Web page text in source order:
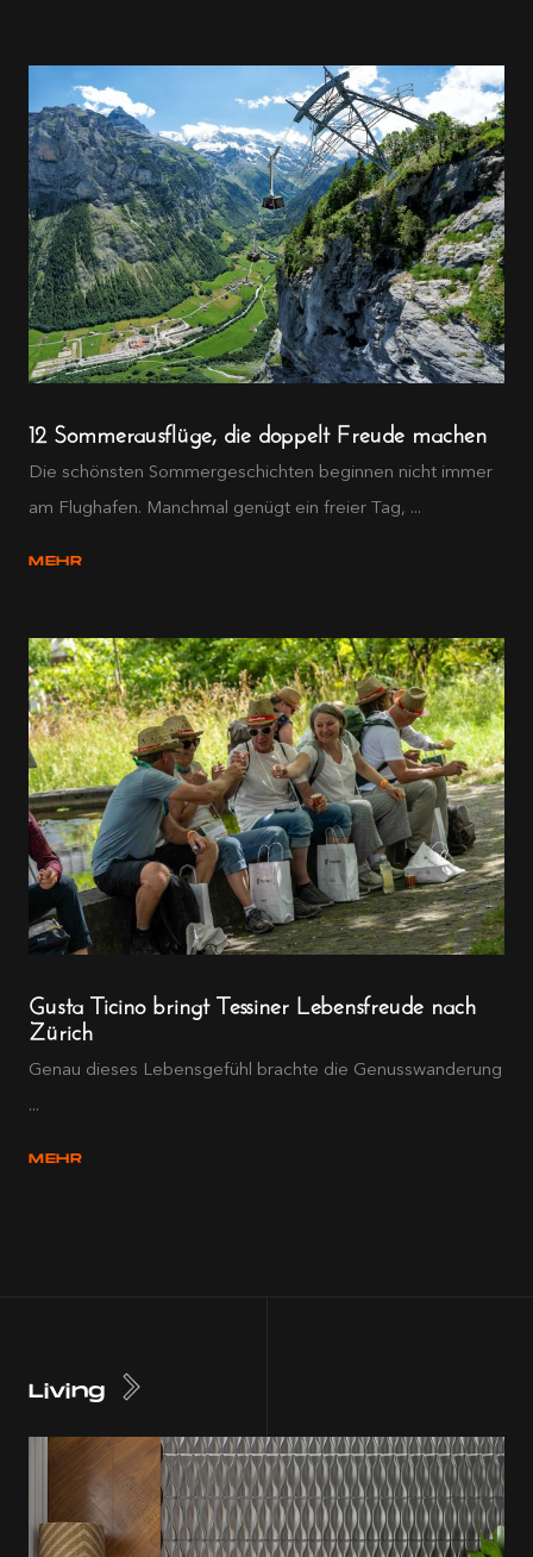
12 Sommerausflüge, die doppelt Freude machen
Die schönsten Sommergeschichten beginnen nicht immer
am Flughafen. Manchmal genügt ein freier Tag, ...
MEHR
Gusta Ticino bringt Tessiner Lebensfreude nach
Zürich
Genau dieses Lebensgefühl brachte die Genusswanderung
...
MEHR
Living